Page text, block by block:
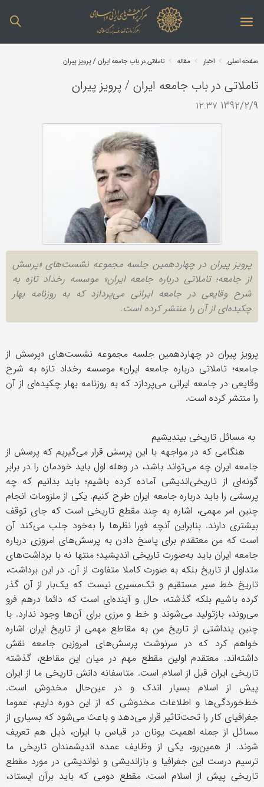
صفحه اصلی اخبار مقاله تاملاتی در باب جامعه ایران / پرویز پیران
تاملاتی در باب جامعه ایران / پرویز پیران
1392/2/9 ۱۲:۳۷
پرویز پیران در چهاردهمین جلسه مجموعه نشست‌های «پرسش
از جامعه؛ تاملاتی درباره جامعه ایران» موسسه رخداد تازه به
شرح وقایعی در جامعه ایرانی می‌پردازد که به روزنامه بهار
چکیده‌ای از آن را منتشر کرده است.
پرویز پیران در چهاردهمین جلسه مجموعه نشست‌های «پرسش از
جامعه؛ تاملاتی درباره جامعه ایران» موسسه رخداد تازه به شرح
وقایعی در جامعه ایرانی می‌پردازد که به روزنامه بهار چکیده‌ای از آن
را منتشر کرده است.
به مسائل تاریخی بیندیشیم
هنگامی که در مواجهه با این پرسش قرار می‌‌گیریم که پرسش از
جامعه ایران چه می‌تواند باشد، در وهله اول باید خودمان را در برابر
گونه‌ای از تاریخی‌اندیشی آماده کرده باشیم؛ باید بدانیم که چه
پرسشی را باید درباره جامعه‌ ایران طرح کنیم. یکی از ملزومات انجام
چنین امر مهمی، اشاره به چند مقطع تاریخی است که جای توقف
بیشتری دارند. بنابراین آنچه فورا نظرها را به‌خود جلب می‌کند آن
است که من معتقدم برای پاسخ دادن به پرسش‌های امروزی درباره
جامعه ایران باید به‌صورت تاریخی اندیشید؛ منتها نه با برداشت‌های
متداول از تاریخ بلکه به صورت کاملا متفاوت از آن. در این برداشت،
تاریخ خط سیر مستقیم و تک‌مسیری نیست که یک‌بار از آن گذر
کرده باشیم بلکه گذشته، حال و آینده‌ای است که دائما درهم فرو
می‌روند، بازتولید می‌شوند و خط و مرزی برای آن‌ها وجود ندارد. با
چنین پنداشتی از تاریخ من به مقاطع مهمی از تاریخ ایران اشاره
خواهم کرد که در سرنوشت پرسش‌های امروزین جامعه نقش
داشته‌اند. معتقدم اولین مقطع مهم در میان این مقاطع، گذشته
تاریخی ایران قبل از اسلام است. متاسفانه دانش تاریخی ما از ایران
پیش از اسلام بسیار اندک و در عین‌حال مخدوش است.
خط‌خوردگی‌ها و اطلاعات مخدوشی که از این دوره داریم، عموما
جغرافیای کار را تحت‌تاثیر قرار می‌دهد و باعث می‌شود که بسیاری از
مسائل از جمله اهمیت یونان در قیاس با ایران، ذیل هم تعریف
شوند. از همین‌رو، یکی از وظایف عمده‌ اندیشمندان تاریخی ما
ترسیم درست این جغرافیا و بازاندیشی و نواندیشی در مورد مقطع
تاریخی پیش از اسلام است. مقطع دومی که باید برآن ایستاد،